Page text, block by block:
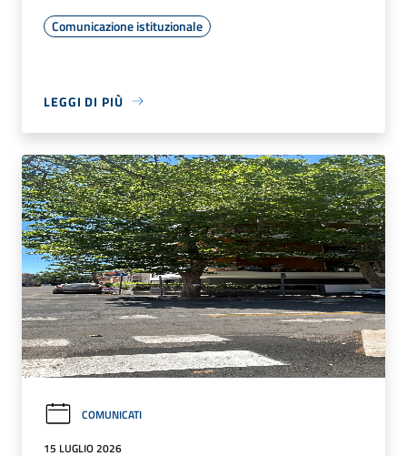
Comunicazione istituzionale
LEGGI DI PIÙ
COMUNICATI
15 LUGLIO 2026